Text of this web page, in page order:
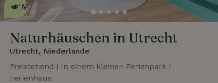
Mehr erfahren
Naturhäuschen in Utrecht
Utrecht, Niederlande
Freistehend | In einem kleinen Ferienpark |
Ferienhaus